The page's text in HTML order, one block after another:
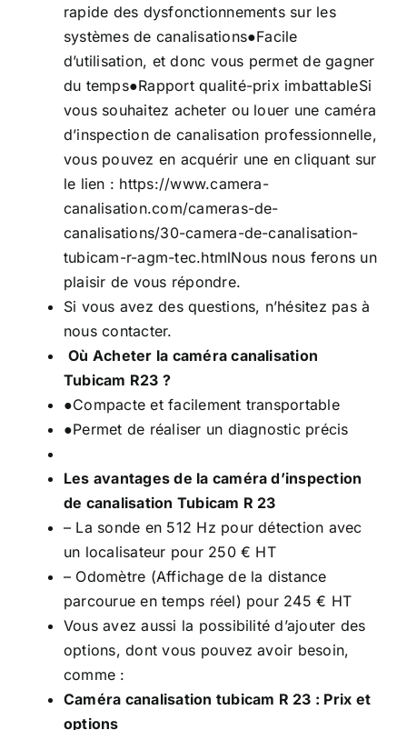
rapide des dysfonctionnements sur les
systèmes de canalisations●Facile
d’utilisation, et donc vous permet de gagner
du temps●Rapport qualité-prix imbattableSi
vous souhaitez acheter ou louer une caméra
d’inspection de canalisation professionnelle,
vous pouvez en acquérir une en cliquant sur
le lien : https://www.camera-
canalisation.com/cameras-de-
canalisations/30-camera-de-canalisation-
tubicam-r-agm-tec.htmlNous nous ferons un
plaisir de vous répondre.
Si vous avez des questions, n’hésitez pas à
nous contacter.
Où Acheter la caméra canalisation
Tubicam R23 ?
●Compacte et facilement transportable
●Permet de réaliser un diagnostic précis
Les avantages de la caméra d’inspection
de canalisation Tubicam R 23
– La sonde en 512 Hz pour détection avec
un localisateur pour 250 € HT
– Odomètre (Affichage de la distance
parcourue en temps réel) pour 245 € HT
Vous avez aussi la possibilité d’ajouter des
options, dont vous pouvez avoir besoin,
comme :
Caméra canalisation tubicam R 23 : Prix et
options